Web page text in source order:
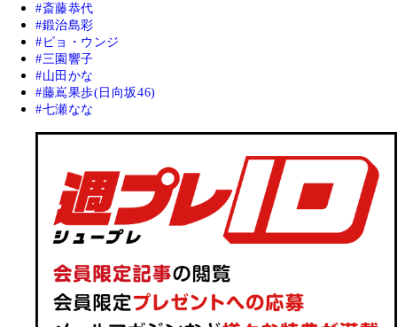
斎藤恭代
鍛治島彩
ピョ・ウンジ
三園響子
山田かな
藤嶌果歩(日向坂46)
七瀬なな